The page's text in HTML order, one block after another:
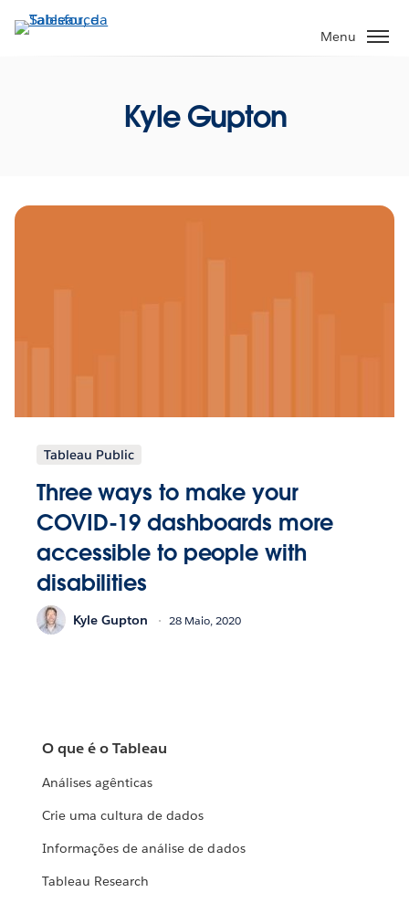
Pular
para
Menu
Kyle Gupton
Tableau Public
Three ways to make your
COVID-19 dashboards more
accessible to people with
disabilities
Kyle Gupton 28 Maio, 2020
O que é o Tableau
Análises agênticas
Crie uma cultura de dados
Informações de análise de dados
Tableau Research